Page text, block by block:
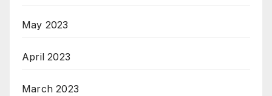
May 2023
April 2023
March 2023